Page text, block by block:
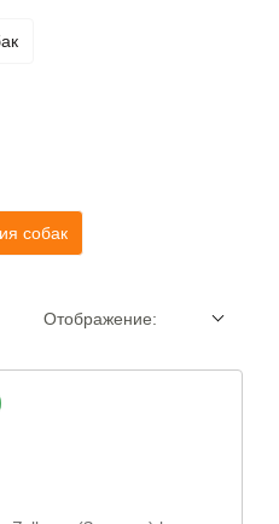
собак
Отображение: